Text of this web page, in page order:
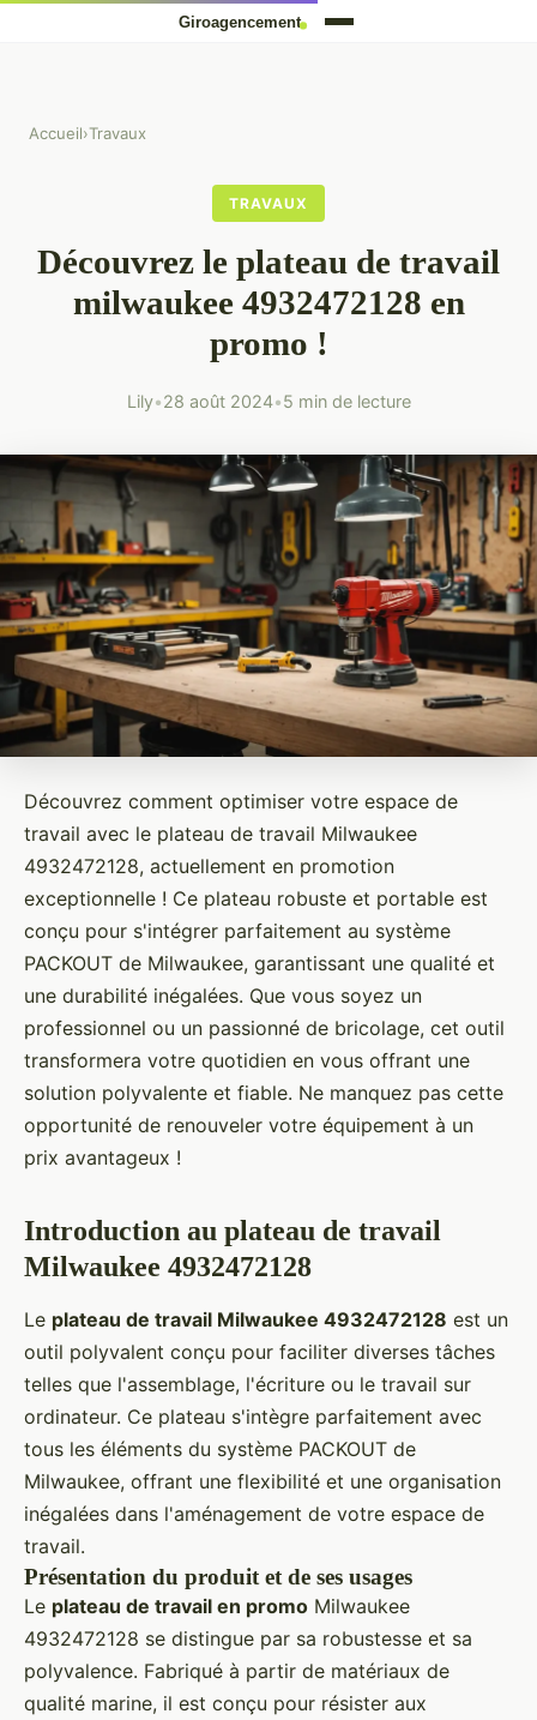
Accueil›Travaux
TRAVAUX
Découvrez le plateau de travail
milwaukee 4932472128 en
promo !
Lily•28 août 2024•5 min de lecture
Découvrez comment optimiser votre espace de
travail avec le plateau de travail Milwaukee
4932472128, actuellement en promotion
exceptionnelle ! Ce plateau robuste et portable est
conçu pour s'intégrer parfaitement au système
PACKOUT de Milwaukee, garantissant une qualité et
une durabilité inégalées. Que vous soyez un
professionnel ou un passionné de bricolage, cet outil
transformera votre quotidien en vous offrant une
solution polyvalente et fiable. Ne manquez pas cette
opportunité de renouveler votre équipement à un
prix avantageux !
Introduction au plateau de travail
Milwaukee 4932472128
Le plateau de travail Milwaukee 4932472128 est un
outil polyvalent conçu pour faciliter diverses tâches
telles que l'assemblage, l'écriture ou le travail sur
ordinateur. Ce plateau s'intègre parfaitement avec
tous les éléments du système PACKOUT de
Milwaukee, offrant une flexibilité et une organisation
inégalées dans l'aménagement de votre espace de
travail.
Présentation du produit et de ses usages
Le plateau de travail en promo Milwaukee
4932472128 se distingue par sa robustesse et sa
polyvalence. Fabriqué à partir de matériaux de
qualité marine, il est conçu pour résister aux